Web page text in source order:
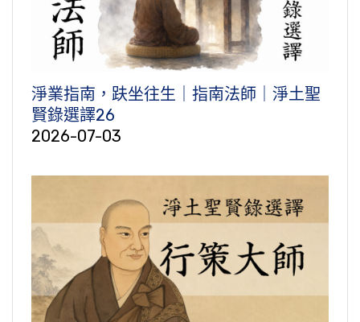
淨業指南，趺坐往生｜指南法師｜淨土聖
賢錄選譯26
2026-07-03